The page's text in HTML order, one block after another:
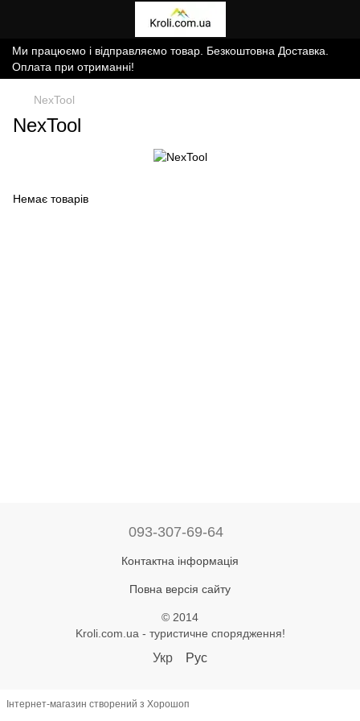
Ми працюємо і відправляємо товар. Безкоштовна Доставка.
Оплата при отриманні!
NexTool
NexTool
Немає товарів
093-307-69-64
Контактна інформація
Повна версія сайту
© 2014
Kroli.com.ua - туристичне спорядження!
Укр Рус
Інтернет-магазин створений з Хорошоп